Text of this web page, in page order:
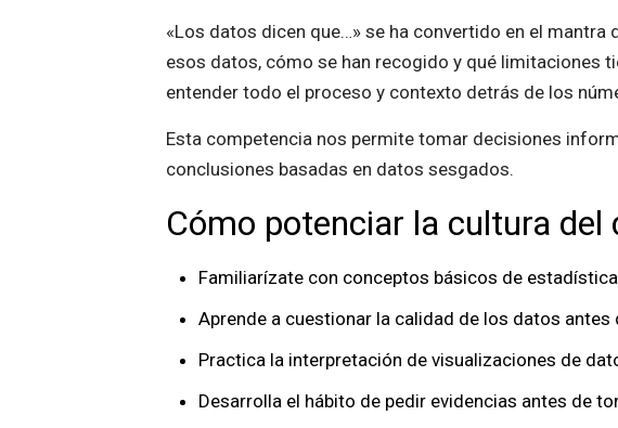
«Los datos dicen que…» se ha convertido en el
esos datos, cómo se han recogido y qué limitaciones
entender todo el proceso y contexto detrás de los
Esta competencia nos permite tomar decisiones
conclusiones basadas en datos sesgados.
Cómo potenciar la cultura del
Familiarízate con conceptos básicos de
Aprende a cuestionar la calidad de los datos antes
Practica la interpretación de visualizaciones de
Desarrolla el hábito de pedir evidencias antes de